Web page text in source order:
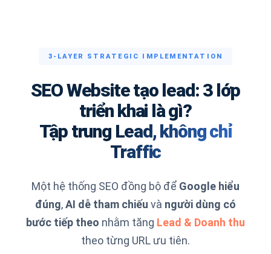
3-LAYER STRATEGIC IMPLEMENTATION
SEO Website tạo lead: 3 lớp
triển khai là gì?
Tập trung Lead, không chỉ
Traffic
Một hệ thống SEO đồng bộ để Google hiểu
đúng,AI dễ tham chiếu và người dùng có
bước tiếp theo nhằm tăng Lead & Doanh thu
theo từng URL ưu tiên.